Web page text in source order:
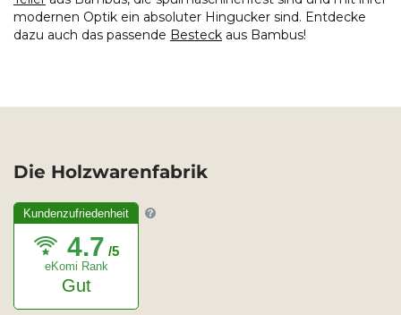
modernen Optik ein absoluter Hingucker sind. Entdecke
dazu auch das passende Besteck aus Bambus!
Die Holzwarenfabrik
Kundenzufriedenheit
4.7 /5
eKomi Rank
Gut